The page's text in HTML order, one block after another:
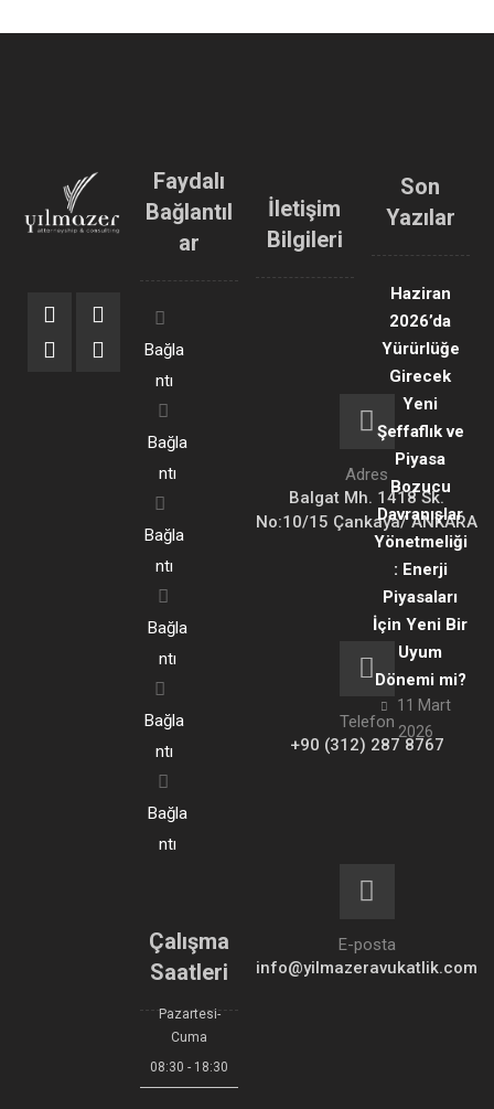
Faydalı
Bağlantıl
ar
Bağla
ntı
Bağla
ntı
Bağla
ntı
Bağla
ntı
Bağla
ntı
Bağla
ntı
Çalışma
Saatleri
Pazartesi-
Cuma
08:30 - 18:30
İletişim
Bilgileri
Adres
Balgat Mh. 1418 Sk.
No:10/15 Çankaya/ ANKARA
Telefon
+90 (312) 287 8767
E-posta
info@yilmazeravukatlik.com
Son
Yazılar
Haziran
2026’da
Yürürlüğe
Girecek
Yeni
Şeffaflık ve
Piyasa
Bozucu
Davranışlar
Yönetmeliği
: Enerji
Piyasaları
İçin Yeni Bir
Uyum
Dönemi mi?
11 Mart
2026